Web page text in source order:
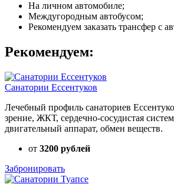
На личном автомобиле;
Междугородным автобусом;
Рекомендуем заказать трансфер с
Рекомендуем:
Санатории Ессентуков
Лечебный профиль санаториев
зрение, ЖКТ, сердечно-сосудистая
двигательный аппарат, обмен веществ.
от 3200 рублей
Забронировать